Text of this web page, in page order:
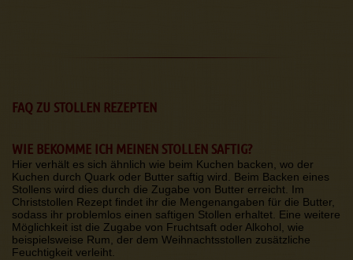
FAQ ZU STOLLEN REZEPTEN
WIE BEKOMME ICH MEINEN STOLLEN SAFTIG?
Hier verhält es sich ähnlich wie beim Kuchen backen, wo der
Kuchen durch Quark oder Butter saftig wird. Beim Backen eines
Stollens wird dies durch die Zugabe von Butter erreicht. Im
Christstollen Rezept findet ihr die Mengenangaben für die Butter,
sodass ihr problemlos einen saftigen Stollen erhaltet. Eine weitere
Möglichkeit ist die Zugabe von Fruchtsaft oder Alkohol, wie
beispielsweise Rum, der dem Weihnachtsstollen zusätzliche
Feuchtigkeit verleiht.